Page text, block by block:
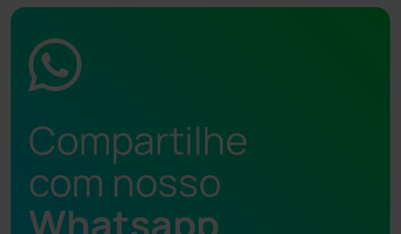
Compartilhe
com nosso
Whatsapp